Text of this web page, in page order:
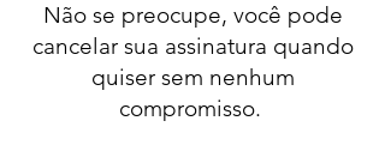
Não se preocupe, você pode
cancelar sua assinatura quando
quiser sem nenhum
compromisso.